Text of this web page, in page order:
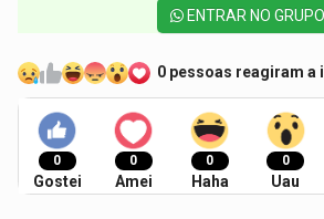
ENTRAR NO GRUPO
0 pessoas reagiram a
0
Gostei
0
Amei
0
Haha
0
Uau